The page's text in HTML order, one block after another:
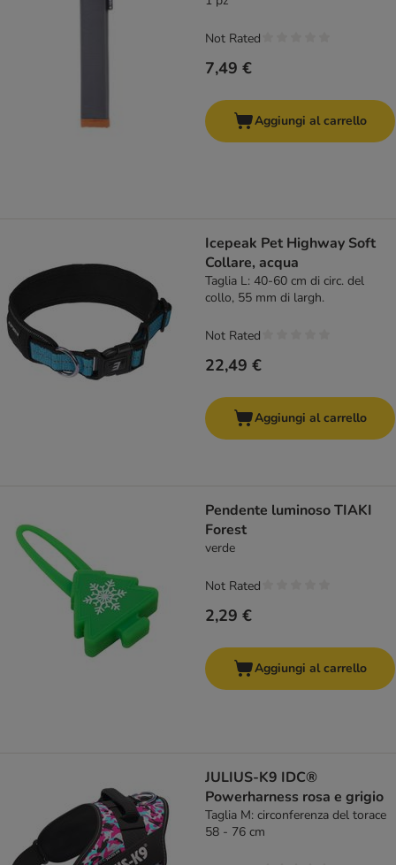
7,49 €
Not Rated
Aggiungi al carrello
Icepeak Pet Highway Soft
Collare, acqua
Taglia L: 40-60 cm di circ. del
collo, 55 mm di largh.
22,49 €
Not Rated
Aggiungi al carrello
Pendente luminoso TIAKI
Forest
verde
2,29 €
Not Rated
Aggiungi al carrello
JULIUS-K9 IDC®
Powerharness rosa e grigio
Taglia M: circonferenza del torace
58 - 76 cm